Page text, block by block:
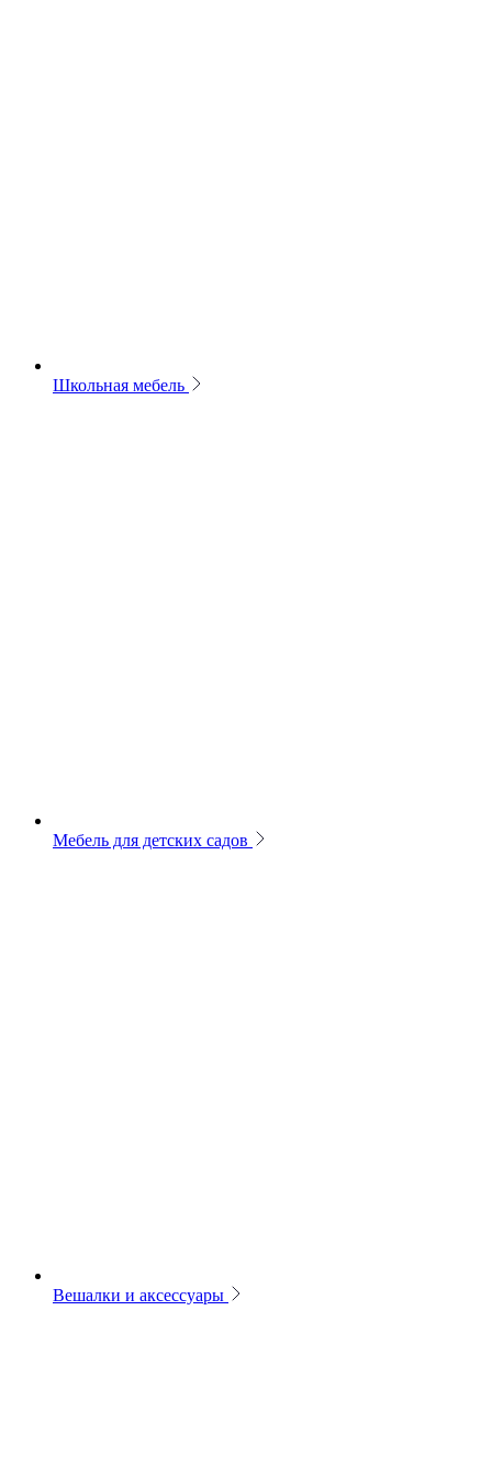
Школьная мебель
Мебель для детских садов
Вешалки и аксессуары